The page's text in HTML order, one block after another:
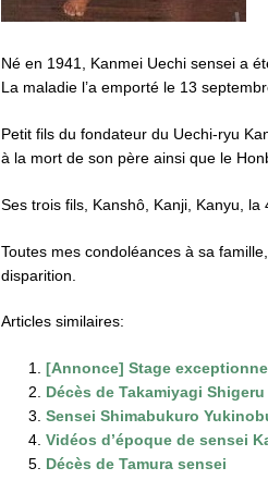
Né en 1941, Kanmei Uechi sensei a
La maladie l’a emporté le 13
Petit fils du fondateur du Uechi-ryu
à la mort de son père ainsi que le
Ses trois fils, Kanshô, Kanji, Kanyu,
Toutes mes condoléances à sa
disparition.
Articles similaires:
[Annonce] Stage
Décès de Takamiyagi
Sensei Shimabukuro
Vidéos d’époque de sensei
Décès de Tamura sensei